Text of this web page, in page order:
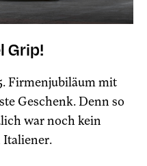
Grip!
Firmenjubiläum mit
Geschenk. Denn so
war noch kein
Italiener.